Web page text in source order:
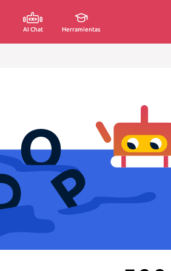
AI Chat Herramientas